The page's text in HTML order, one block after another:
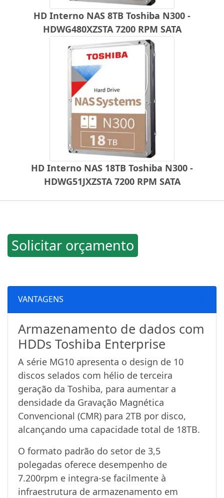
HD Interno NAS 8TB Toshiba N300 -
HDWG480XZSTA 7200 RPM SATA
HD Interno NAS 18TB Toshiba N300 -
HDWG51JXZSTA 7200 RPM SATA
Solicitar orçamento
VANTAGENS
Armazenamento de dados com
HDDs Toshiba Enterprise
A série MG10 apresenta o design de 10
discos selados com hélio de terceira
geração da Toshiba, para aumentar a
densidade da Gravação Magnética
Convencional (CMR) para 2TB por disco,
alcançando uma capacidade total de 18TB.
O formato padrão do setor de 3,5
polegadas oferece desempenho de
7.200rpm e integra-se facilmente à
infraestrutura de armazenamento em